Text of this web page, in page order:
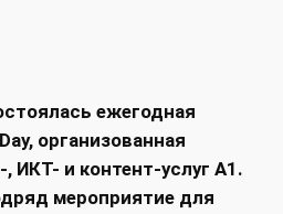
ежегодная
организованная
ИКТ- и контент-услуг А1.
мероприятие для